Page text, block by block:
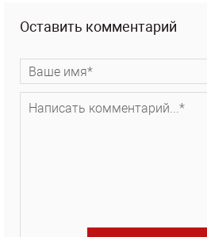
Оставить комментарий